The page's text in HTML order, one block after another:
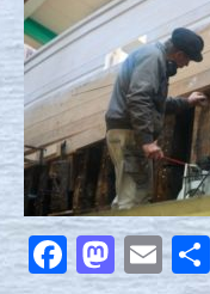
Nous contacter
Actualités